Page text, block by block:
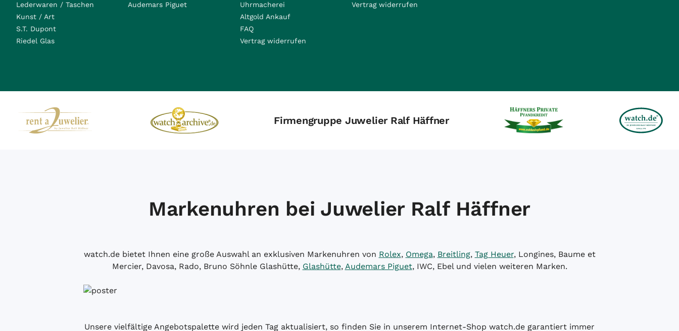
Lederwaren / Taschen
Kunst / Art
S.T. Dupont
Riedel Glas
Audemars Piguet
Uhrmacherei
Altgold Ankauf
FAQ
Vertrag widerrufen
Vertrag widerrufen
Firmengruppe Juwelier Ralf Häffner
Markenuhren bei Juwelier Ralf Häffner
watch.de bietet Ihnen eine große Auswahl an exklusiven Markenuhren von Rolex, Omega, Breitling, Tag Heuer, Longines, Baume et
Mercier, Davosa, Rado, Bruno Söhnle Glashütte, Glashütte, Audemars Piguet, IWC, Ebel und vielen weiteren Marken.
Unsere vielfältige Angebotspalette wird jeden Tag aktualisiert, so finden Sie in unserem Internet-Shop watch.de garantiert immer